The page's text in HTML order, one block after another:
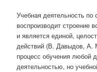
Учебная деятельность по
воспроизводит строение
и является единой,
действий (В. Давыдов, А.
процесс обучения любой
деятельностью, но